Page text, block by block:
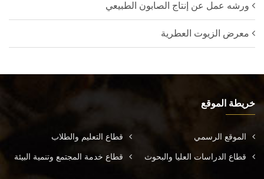
ورشه عمل عن إنتاج الصابون الطبيعي
معرض الزيوت العطرية
خريطة الموقع
الموقع الرسمي قطاع التعليم والطلاب
قطاع الدراسات العليا والبحوث قطاع خدمة المجتمع وتنمية البيئة